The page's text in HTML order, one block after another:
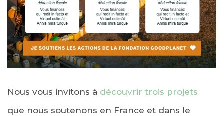
Nous vous invitons à découvrir trois projets
que nous soutenons en France et dans le